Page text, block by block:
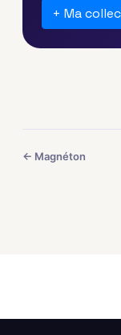
+ Ma
← Magnéton